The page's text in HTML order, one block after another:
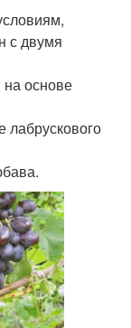
с двумя
основе
лабрускового